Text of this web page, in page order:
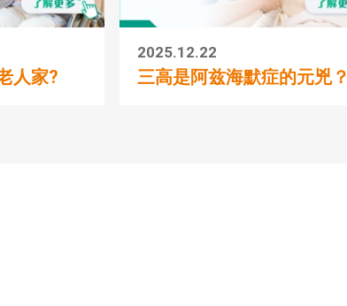
人家?
2025.12.22
三高是阿兹海默症的元兇？